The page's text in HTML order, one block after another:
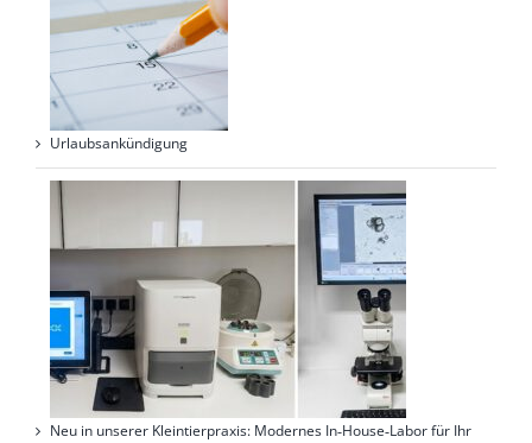
Urlaubsankündigung
Neu in unserer Kleintierpraxis: Modernes In‑House‑Labor für Ihr